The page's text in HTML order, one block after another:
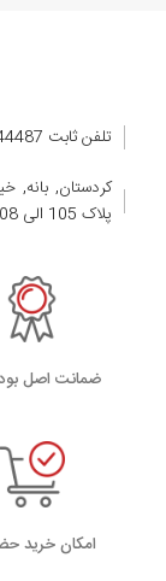
تلفن ثابت 08734244487
کردستان, بانه,
پلاک 105 الی 108
ضمانت اصل
امکان خرید